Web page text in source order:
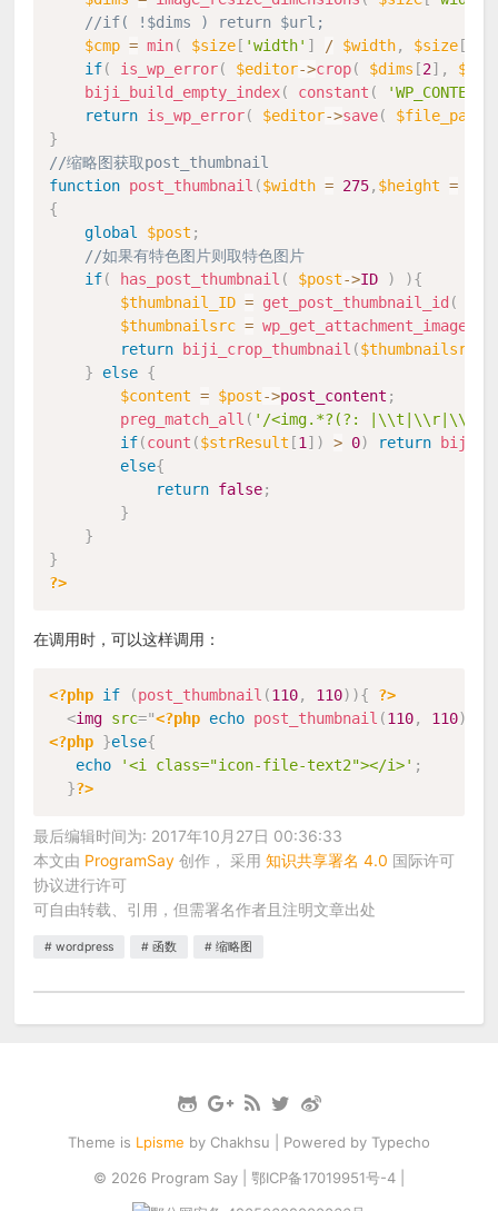
//if( !$dims ) return $url;
$cmp = min( $size [ 'width' ] / $width, $size [
if( is_wp_error( $editor->crop( $dims [2] ,
biji_build_empty_index( constant (
return is_wp_error( $editor->save( $file_path
}
//缩略图获取post_thumbnail
function post_thumbnail ($width = 275, $height =
{
global
$post ;
//如果有特色图片则取特色图片
if( has_post_thumbnail ( $post->ID ) ){
$thumbnail_ID = get_post_thumbnail_id (
$thumbnailsrc =
return
biji_crop_thumbnail ($thumbnailsrc
}
else {
$content = $post->post_content ;
preg_match_all ( '/<img.*?(?:
if(count ($strResult [1] ) > 0) return
else{
return false;
}
}
}
?>
在调用时，可以这样调用：
<?php if (post_thumbnail (110, 110) ){
?>
<img src="<?php echo post_thumbnail (110, 110)
<?php }else{
echo
'<i class="icon-file-text2"></i>' ;
}?>
最后编辑时间为: 2017年10月27日 00:36:33
本文由 ProgramSay 创作， 采用知识共享署名 4.0 国际许可
协议进行许可
可自由转载、引用，但需署名作者且注明文章出处
wordpress 函数 缩略图
Theme is Lpisme by Chakhsu | Powered by Typecho
© 2026 Program Say 鄂ICP备17019951号-4